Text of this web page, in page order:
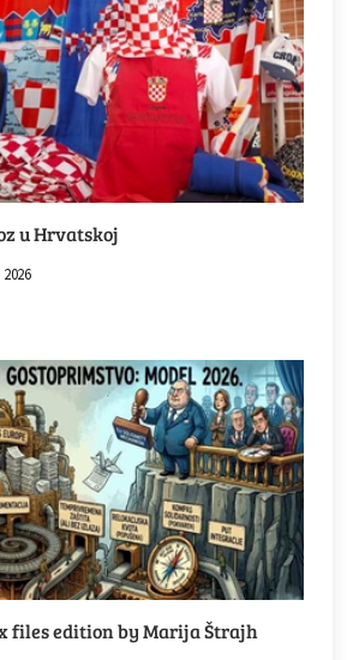
u Hrvatskoj
files edition by Marija Štrajh